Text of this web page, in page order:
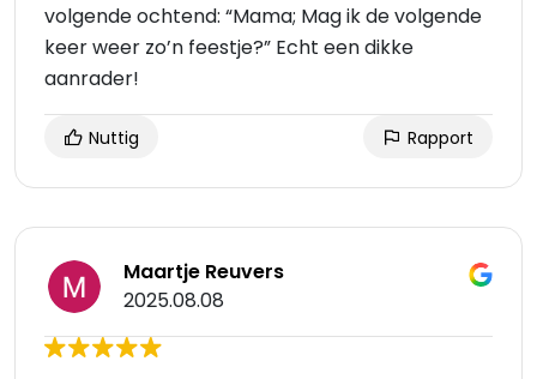
volgende ochtend: “Mama; Mag ik de volgende
keer weer zo’n feestje?” Echt een dikke
aanrader!
Nuttig Rapport
Maartje Reuvers
2025.08.08